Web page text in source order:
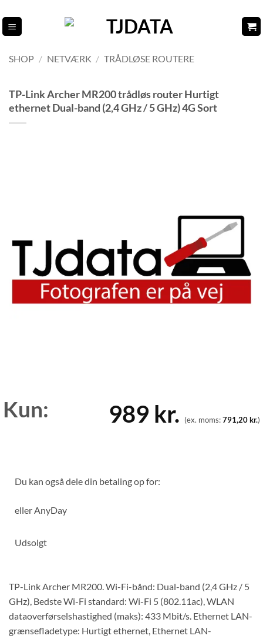
til
indhold
SHOP / NETVÆRK / TRÅDLØSE ROUTERE
TP-Link Archer MR200 trådløs router Hurtigt
ethernet Dual-band (2,4 GHz / 5 GHz) 4G Sort
Kun: 989 kr. (ex. moms:791,20kr.)
Du kan også dele din betaling op for:
eller AnyDay
Udsolgt
TP-Link Archer MR200. Wi-Fi-bånd: Dual-band (2,4 GHz / 5
GHz), Bedste Wi-Fi standard: Wi-Fi 5 (802.11ac), WLAN
dataoverførselshastighed (maks): 433 Mbit/s. Ethernet LAN-
grænsefladetype: Hurtigt ethernet, Ethernet LAN-